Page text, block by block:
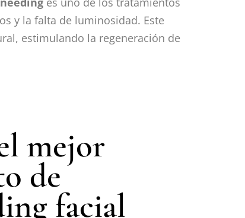
y la falta de luminosidad. Este
estimulando la regeneración de
mejor
de
facial